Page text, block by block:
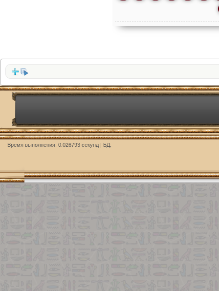
Время выполнения: 0.026793 секунд | БД: